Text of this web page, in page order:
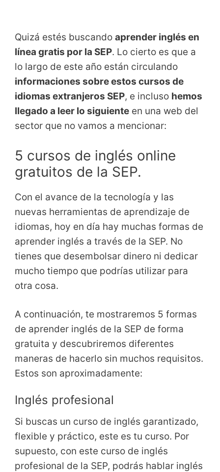
Quizá estés buscando aprender inglés en
línea gratis por la SEP. Lo cierto es que a
lo largo de este año están circulando
informaciones sobre estos cursos de
idiomas extranjeros SEP, e incluso hemos
llegado a leer lo siguiente en una web del
sector que no vamos a mencionar:
5 cursos de inglés online
gratuitos de la SEP.
Con el avance de la tecnología y las
nuevas herramientas de aprendizaje de
idiomas, hoy en día hay muchas formas de
aprender inglés a través de la SEP. No
tienes que desembolsar dinero ni dedicar
mucho tiempo que podrías utilizar para
otra cosa.
A continuación, te mostraremos 5 formas
de aprender inglés de la SEP de forma
gratuita y descubriremos diferentes
maneras de hacerlo sin muchos requisitos.
Estos son aproximadamente:
Inglés profesional
Si buscas un curso de inglés garantizado,
flexible y práctico, este es tu curso. Por
supuesto, con este curso de inglés
profesional de la SEP, podrás hablar inglés